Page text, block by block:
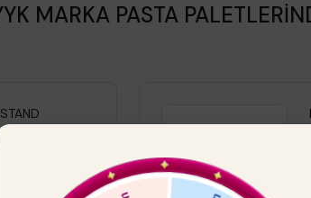
MARKA PASTA